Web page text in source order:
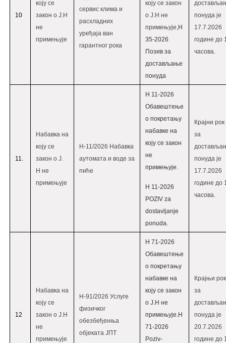
10
коју се
закон о Ј.Н
не
примењује
сервис клима и
расхладних
уређаја ван
гарантног рока
коју се закон
о Ј.Н не
примењује,Н
35-2026
Позив за
достављање
понуда
понуда је
17.7.2026
године до
часова.
11.
Набавка на
коју се
закон о Ј.
Н не
примењује
Н-11/2026 Набавка
аутомата и воде за
пиће
Н 11-2026
Oбавештење
о покретању
набавке на
коју се закон
не
примењује.
Н 11-2026
POZIV za
dostavljanje
ponuda.
Крајни рок
за
понуда је
17.7.2026
године до
часова.
12
Набавка на
коју се
закон о Ј.Н
не
примењује
Н-91/2026 Услуге
физичког
обезбеђенња
објеката ЈПТ
Н 71-2026
Oбавештење
о покретању
набавке на
коју се закон
о Ј.Н не
примењује.Н
71-2026
Poziv-
Крајњи рок
за
понуда је
20.7.2026
године до